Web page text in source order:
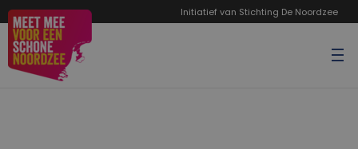
Initiatief van Stichting De Noordzee